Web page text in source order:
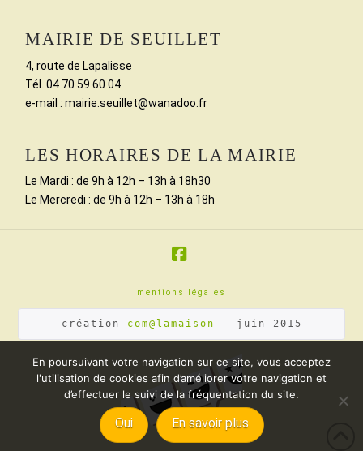
MAIRIE DE SEUILLET
4, route de Lapalisse
Tél. 04 70 59 60 04
e-mail : mairie.seuillet@wanadoo.fr
LES HORAIRES DE LA MAIRIE
Le Mardi : de 9h à 12h – 13h à 18h30
Le Mercredi : de 9h à 12h – 13h à 18h
mentions légales
création com@lamaison - juin 2015
En poursuivant votre navigation sur ce site, vous acceptez
l'utilisation de cookies afin d’améliorer votre navigation et
d’effectuer le suivi de la fréquentation du site.
Oui En savoir plus